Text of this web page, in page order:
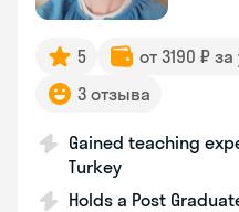
5 от 3190 ₽
3 отзыва
Gained teaching
Turkey
Holds a Post